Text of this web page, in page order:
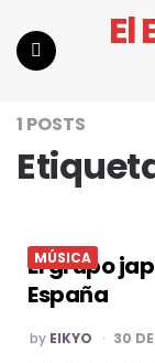
El
1 POSTS
MÚSICA
El grupo
España
POSTED
BY
by EIKYO 30